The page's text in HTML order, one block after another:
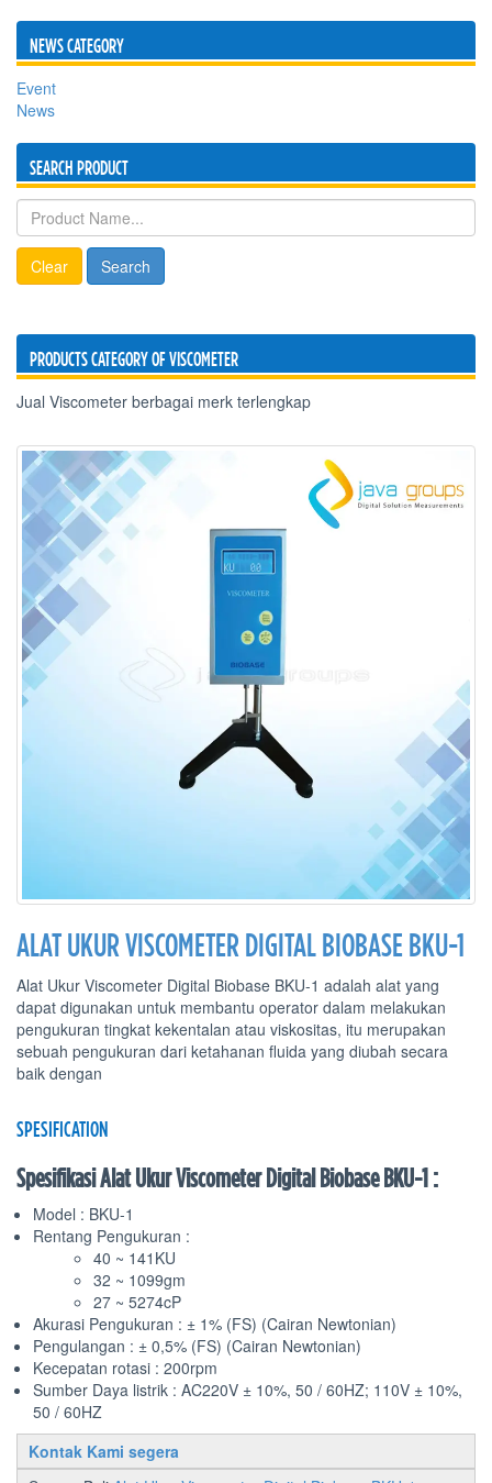
NEWS CATEGORY
Event
News
SEARCH PRODUCT
Clear Search
PRODUCTS CATEGORY OF VISCOMETER
Jual Viscometer berbagai merk terlengkap
ALAT UKUR VISCOMETER DIGITAL BIOBASE BKU-1
Alat Ukur Viscometer Digital Biobase BKU-1 adalah alat yang
dapat digunakan untuk membantu operator dalam melakukan
pengukuran tingkat kekentalan atau viskositas, itu merupakan
sebuah pengukuran dari ketahanan fluida yang diubah secara
baik dengan
SPESIFICATION
Spesifikasi Alat Ukur Viscometer Digital Biobase BKU-1 :
Model : BKU-1
Rentang Pengukuran :
40 ~ 141KU
32 ~ 1099gm
27 ~ 5274cP
Akurasi Pengukuran : ± 1% (FS) (Cairan Newtonian)
Pengulangan : ± 0,5% (FS) (Cairan Newtonian)
Kecepatan rotasi : 200rpm
Sumber Daya listrik : AC220V ± 10%, 50 / 60HZ; 110V ± 10%,
50 / 60HZ
Kontak Kami segera